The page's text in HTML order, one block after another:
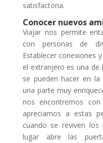
satisfactoria.
Conocer nuevos
Viajar nos permite
con personas de
Establecer conexiones
el extranjero es una de
se pueden hacer en
una parte muy
nos encontremos
apreciamos a estas
cuando se reviven los
lugar abre las